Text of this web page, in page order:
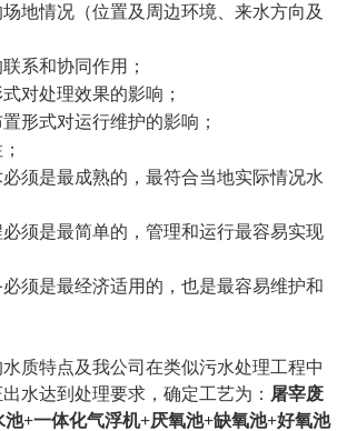
地情况（位置及周边环境、来水方向及
系和协同作用；
对处理效果的影响；
形式对运行维护的影响；
须是最成熟的，最符合当地实际情况水
须是最简单的，管理和运行最容易实现
须是最经济适用的，也是最容易维护和
质特点及我公司在类似污水处理工程中
水达到处理要求，确定工艺为： 屠宰废
池+一体化气浮机+厌氧池+缺氧池+好氧池